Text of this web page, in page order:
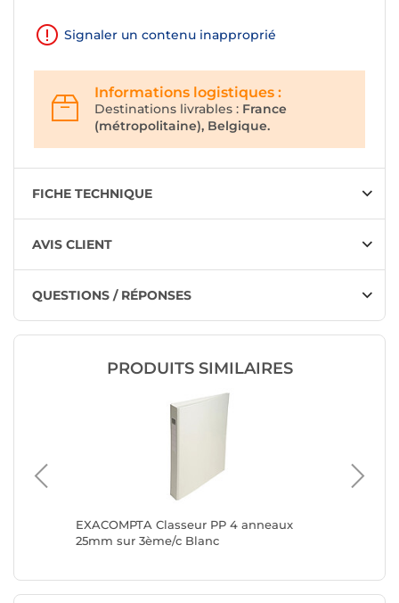
Signaler un contenu inapproprié
Informations logistiques :
Destinations livrables : France
(métropolitaine), Belgique.
FICHE TECHNIQUE
AVIS CLIENT
QUESTIONS / RÉPONSES
PRODUITS SIMILAIRES
EXACOMPTA Classeur PP 4 anneaux
25mm sur 3ème/c Blanc